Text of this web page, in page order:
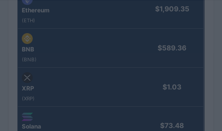
Ethereum
(ETH)
$1,909.35
BNB
(BNB)
$589.36
XRP
(XRP)
$1.03
Solana $73.48